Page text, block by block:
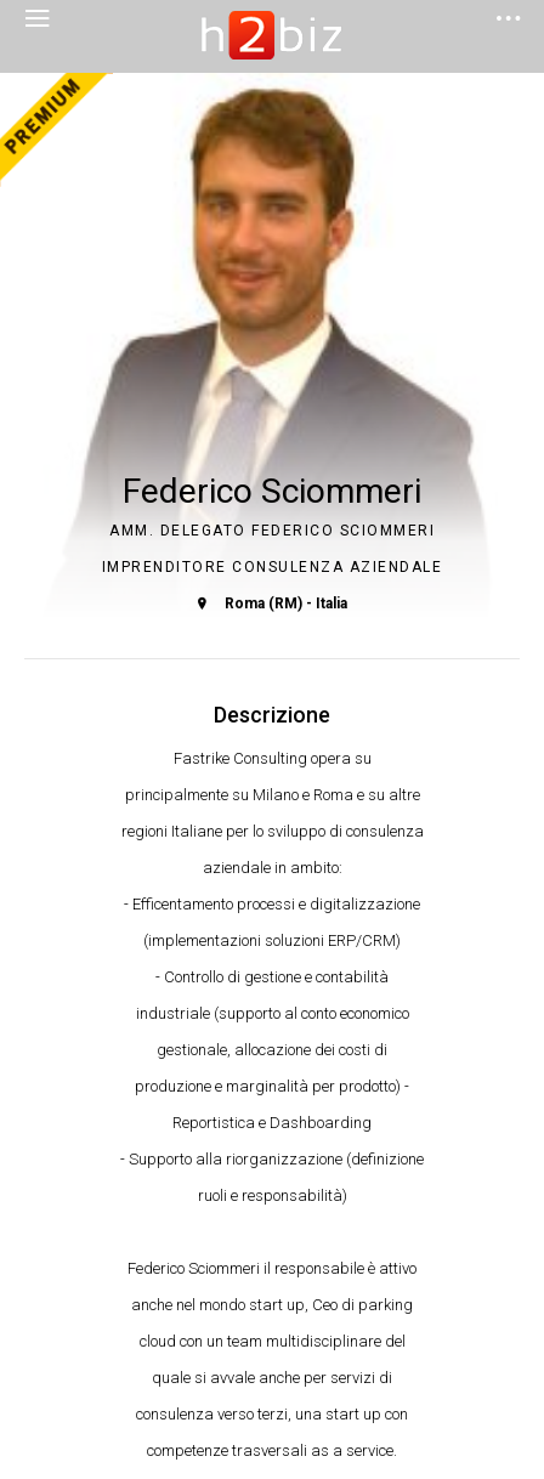
Federico Sciommeri
AMM. DELEGATO FEDERICO SCIOMMERI
IMPRENDITORE CONSULENZA AZIENDALE
Roma (RM) - Italia
Descrizione
Fastrike Consulting opera su
principalmente su Milano e Roma e su altre
regioni Italiane per lo sviluppo di consulenza
aziendale in ambito:
- Efficentamento processi e digitalizzazione
(implementazioni soluzioni ERP/CRM)
- Controllo di gestione e contabilità
industriale (supporto al conto economico
gestionale, allocazione dei costi di
produzione e marginalità per prodotto) -
Reportistica e Dashboarding
- Supporto alla riorganizzazione (definizione
ruoli e responsabilità)
Federico Sciommeri il responsabile è attivo
anche nel mondo start up, Ceo di parking
cloud con un team multidisciplinare del
quale si avvale anche per servizi di
consulenza verso terzi, una start up con
competenze trasversali as a service.